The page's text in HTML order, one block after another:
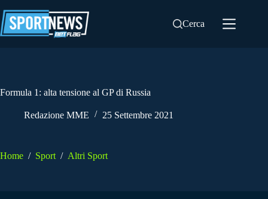
al
contenuto
Cerca
Formula 1: alta tensione al GP di Russia
Redazione MME 25 Settembre 2021
Home / Sport / Altri Sport